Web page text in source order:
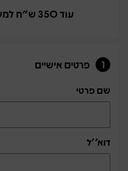
עוד350 ש"ח
1 פרטים אישיים
שם פרטי
דוא''ל